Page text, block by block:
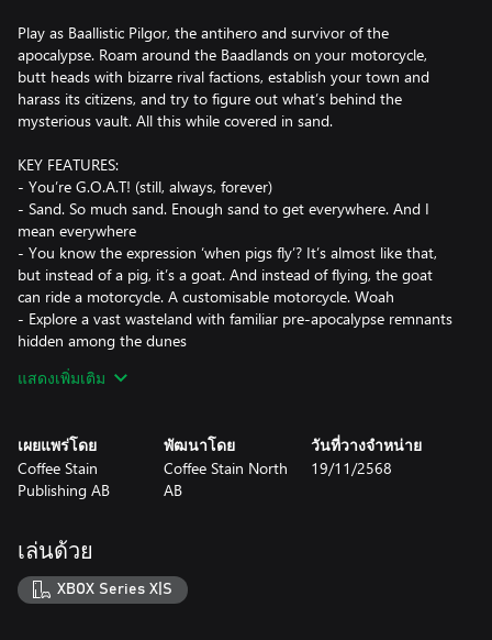
Play as Baallistic Pilgor, the antihero and survivor of the
apocalypse. Roam around the Baadlands on your motorcycle,
butt heads with bizarre rival factions, establish your town and
harass its citizens, and try to figure out what’s behind the
mysterious vault. All this while covered in sand.
KEY FEATURES:
- You’re G.O.A.T! (still, always, forever)
- Sand. So much sand. Enough sand to get everywhere. And I
mean everywhere
- You know the expression ‘when pigs fly’? It’s almost like that,
but instead of a pig, it’s a goat. And instead of flying, the goat
can ride a motorcycle. A customisable motorcycle. Woah
- Explore a vast wasteland with familiar pre-apocalypse remnants
hidden among the dunes
you can be broke in the game, just like in the real world. This
productive member of society (but destruction is more fun)
- New goats, gears, vehicles, achievements, and quests to keep
แสดงเพิ่มเติม
เผยแพร่โดย
Coffee Stain
Publishing AB
พัฒนาโดย
Coffee Stain North
AB
วันที่วางจำหน่าย
19/11/2568
เล่นด้วย
XBOX Series X|S